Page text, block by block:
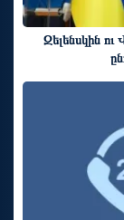
Զելենսկին ու